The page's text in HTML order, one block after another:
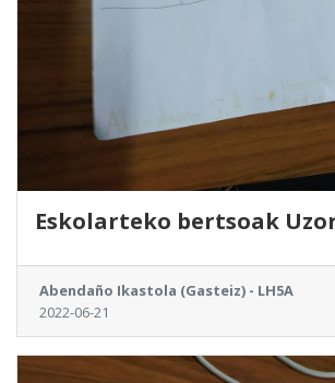
Eskolarteko bertsoak
Abendaño Ikastola (Gasteiz) - LH5A
2022-06-21